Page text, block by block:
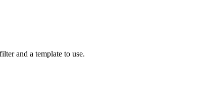
and a template to use.